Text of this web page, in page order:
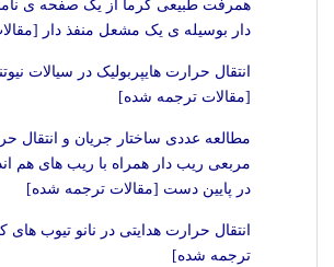
دار بوسیله ی یک مشعل منفذ دار
انتقال حرارت هایپربولیک در سیالات
[مقالات ترجمه شده]
مطالعه عددی ساختار جریان و انتقال
مربعی ریب دار همراه با ریب های هم
در پایین دست [مقالات ترجمه شده]
انتقال حرارت هدایتی در نانو تیوب های
ترجمه شده]